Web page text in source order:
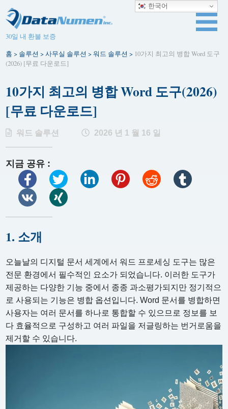
30일 내 환불 보증
홈 > 솔루션 >사무실 솔루션 >워드 솔루션 > 10가지 최고의 병합 Word 도구
(2026) [무료 다운로드]
10가지 최고의 병합 Word 도구(2026)
[무료 다운로드]
워드 솔루션 2026 년 1 월 16 일
지금 공유 :
1. 소개
오늘날의 디지털 문서 세계에서 워드 프로세싱 도구는 많은
전문 환경에서 필수적인 요소가 되었습니다. 이러한 도구가
제공하는 다양한 기능 중에서 종종 과소평가되지만 정기적으
로 사용되는 기능은 병합 옵션입니다. Word 문서를 병합하면
사용자는 여러 문서를 하나로 통합할 수 있으므로 정보를 보
다 효율적으로 구성하고 여러 파일을 저글링하는 번거로움을
제거할 수 있습니다.
한국어